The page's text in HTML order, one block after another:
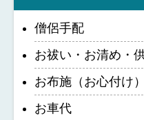
僧侶手配
お祓い・お清め・
お布施（お心付け）
お車代